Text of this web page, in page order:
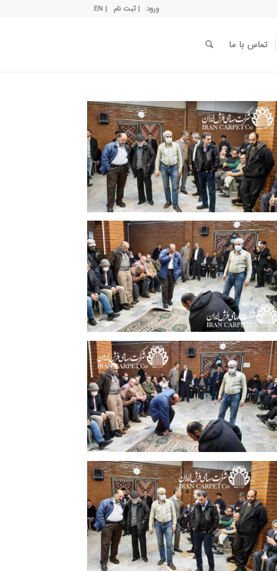
ورود | ثبت نام | EN
تماس با ما
نوزدهمین جلسه حراج فرش شرکت سهامی
فرش ایران 25 آذرماه 1398 | عکس: حسین
معروفی
نوزدهمین جلسه حراج فرش شرکت سهامی
فرش ایران 25 آذرماه 1398 | عکس: حسین
معروفی
نوزدهمین جلسه حراج فرش شرکت سهامی
فرش ایران 25 آذرماه 1398 | عکس: حسین
معروفی
نوزدهمین جلسه حراج فرش شرکت سهامی
فرش ایران 25 آذرماه 1398 | عکس: حسین
معروفی